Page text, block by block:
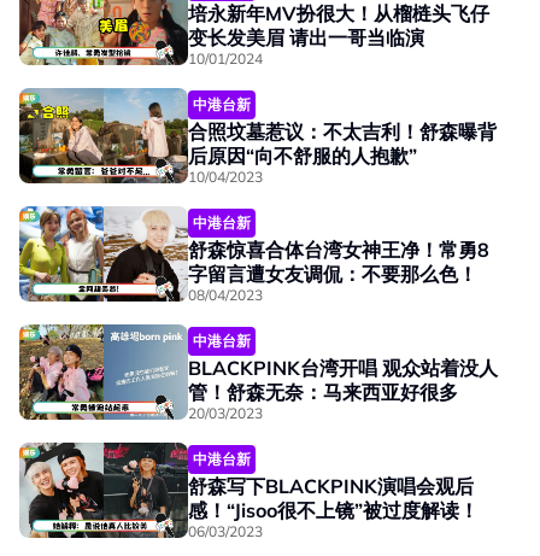
培永新年MV扮很大！从榴梿头飞仔
变长发美眉 请出一哥当临演
10/01/2024
中港台新
合照坟墓惹议：不太吉利！舒森曝背
后原因“向不舒服的人抱歉”
10/04/2023
中港台新
舒森惊喜合体台湾女神王净！常勇8
字留言遭女友调侃：不要那么色！
08/04/2023
中港台新
BLACKPINK台湾开唱 观众站着没人
管！舒森无奈：马来西亚好很多
20/03/2023
中港台新
舒森写下BLACKPINK演唱会观后
感！“Jisoo很不上镜”被过度解读！
06/03/2023